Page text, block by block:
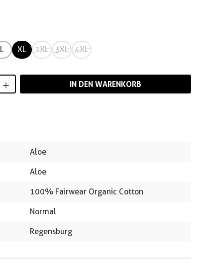
L XL 2XL 3XL 4XL
Gib den gewünschten Wert ein
IN DEN WARENKORB
Aloe
Aloe
100% Fairwear Organic Cotton
Normal
Regensburg